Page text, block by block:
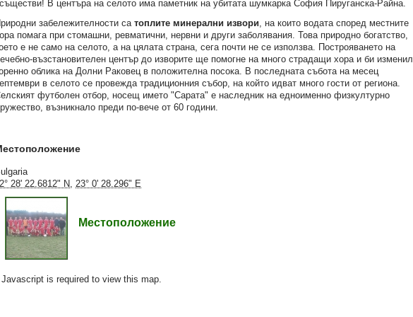
В центъра на селото има паметник на убитата шумкарка София Пируганска-Райна.
забележителности са топлите минерални извори, на които водата според местните
помага при стомашни, ревматични, нервни и други заболявания. Това природно богатство,
е не само на селото, а на цялата страна, сега почти не се използва. Построяването на
възстановителен център до изворите ще помогне на много страдащи хора и би изменил
облика на Долни Раковец в положителна посока. В последната събота на месец
в селото се провежда традиционния събор, на който идват много гости от региона.
футболен отбор, носещ името "Сарата" е наследник на едноименно физкултурно
възникнало преди по-вече от 60 години.
28' 22.6812" N, 23° 0' 28.296" E
Местоположение
Javascript is required to view this map.